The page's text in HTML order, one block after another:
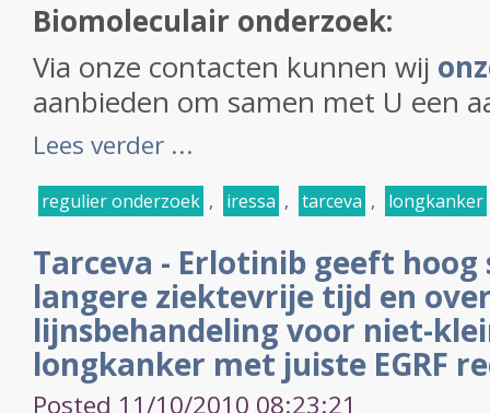
Biomoleculair onderzoek:
Via onze contacten kunnen wij
aanbieden om samen met U een
Lees verder ...
regulier onderzoek , iressa , tarceva , longkanker
Tarceva - Erlotinib geeft
langere ziektevrije tijd en
lijnsbehandeling voor niet-
longkanker met juiste EGRF
Posted 11/10/2010 08:23:21